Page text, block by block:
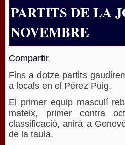
PARTITS DE LA
NOVEMBRE
Compartir
Fins a dotze partits
a locals en el Pérez Puig.
El primer equip masculí
mateix, primer contra
classificació, anirà a
de la taula.